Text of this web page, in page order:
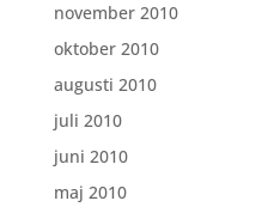
november 2010
oktober 2010
augusti 2010
juli 2010
juni 2010
maj 2010